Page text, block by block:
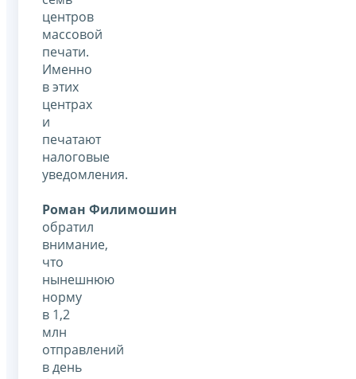
центров
массовой
печати.
Именно
в этих
центрах
и
печатают
налоговые
уведомления.
Роман Филимошин
обратил
внимание,
что
нынешнюю
норму
в 1,2
млн
отправлений
в день